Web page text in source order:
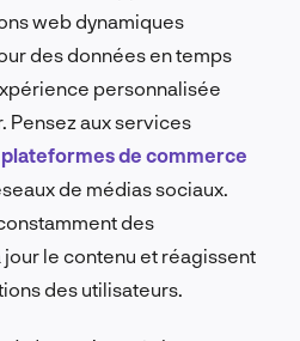
web dynamiques
des données en temps
personnalisée
Pensez aux services
plateformes de commerce
de médias sociaux.
des
le contenu et réagissent
des utilisateurs.